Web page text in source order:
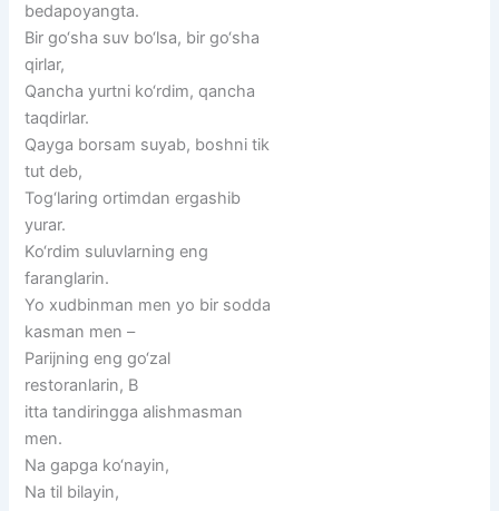
bedapoyangta.
Bir go‘sha suv bo‘lsa, bir go‘sha
qirlar,
Qancha yurtni ko‘rdim, qancha
taqdirlar.
Qayga borsam suyab, boshni tik
tut deb,
Tog‘laring ortimdan ergashib
yurar.
Ko‘rdim suluvlarning eng
faranglarin.
Yo xudbinman men yo bir sodda
kasman men –
Parijning eng go‘zal
restoranlarin, B
itta tandiringga alishmasman
men.
Na gapga ko‘nayin,
Na til bilayin,